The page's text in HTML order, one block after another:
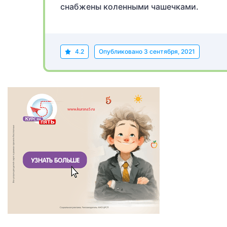
снабжены коленными чашечками.
4.2 Опубликовано 3 сентября, 2021